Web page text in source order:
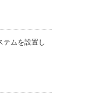
テムを設置し